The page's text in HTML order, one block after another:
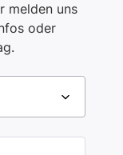
melden uns
oder